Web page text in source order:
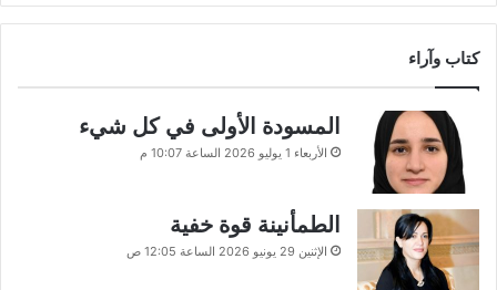
كتاب وآراء
المسودة الأولى في كل شيء
الأربعاء 1 يوليو 2026 الساعة 10:07 م
الطمأنينة قوة خفية
الإثنين 29 يونيو 2026 الساعة 12:05 ص